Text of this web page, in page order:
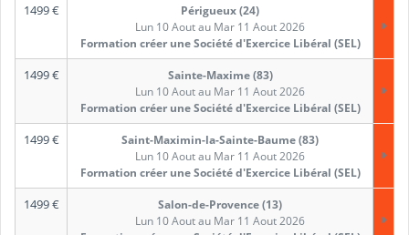
1499€
Périgueux (24)
Lun 10 Aout au Mar 11 Aout 2026
Formation créer une Société d'Exercice Libéral (SEL)
1499€
Sainte-Maxime (83)
Lun 10 Aout au Mar 11 Aout 2026
Formation créer une Société d'Exercice Libéral (SEL)
1499€
Saint-Maximin-la-Sainte-Baume (83)
Lun 10 Aout au Mar 11 Aout 2026
Formation créer une Société d'Exercice Libéral (SEL)
1499€
Salon-de-Provence (13)
Lun 10 Aout au Mar 11 Aout 2026